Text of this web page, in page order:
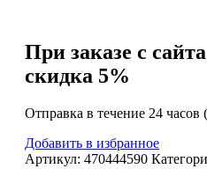
При заказе с
скидка 5%
Отправка в течение 24
Добавить в избранное
Артикул: 470444590